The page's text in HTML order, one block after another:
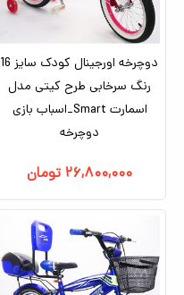
دوچرخه اورجینال کودک سایز 16
رنگ سرخابی طرح کیتی مدل
اسمارت Smart_اسباب بازی
دوچرخه
۲۶,۸۰۰,۰۰۰ تومان